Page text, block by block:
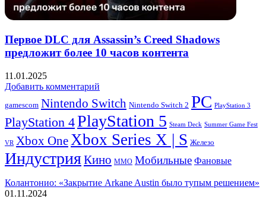
Первое DLC для Assassin’s Creed Shadows
предложит более 10 часов контента
11.01.2025
Добавить комментарий
gamescom Nintendo Switch Nintendo Switch 2 PC PlayStation 3
PlayStation 4PlayStation 5 Steam Deck Summer Game Fest
VR Xbox OneXbox Series X | S Железо
ИндустрияКино ММО Мобильные Фановые
Колантонио: «Закрытие Arkane Austin было тупым решением»
01.11.2024